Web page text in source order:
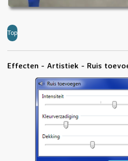
Top
Effecten - Artistiek - Ruis